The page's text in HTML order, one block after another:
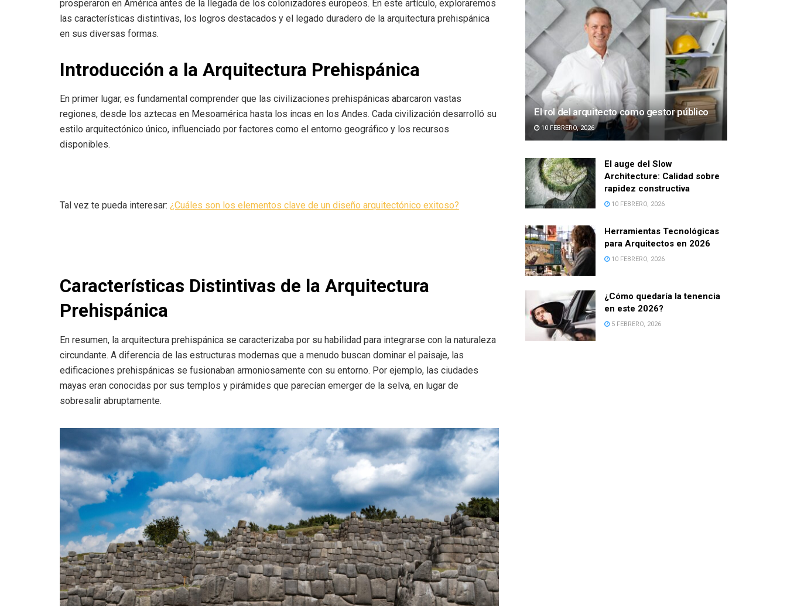
prosperaron en América antes de la llegada de los colonizadores europeos. En este artículo, exploraremos
las características distintivas, los logros destacados y el legado duradero de la arquitectura prehispánica
en sus diversas formas.
Introducción a la Arquitectura Prehispánica
En primer lugar, es fundamental comprender que las civilizaciones prehispánicas abarcaron vastas
regiones, desde los aztecas en Mesoamérica hasta los incas en los Andes. Cada civilización desarrolló su
estilo arquitectónico único, influenciado por factores como el entorno geográfico y los recursos
disponibles.
Tal vez te pueda interesar: ¿Cuáles son los elementos clave de un diseño arquitectónico exitoso?
Características Distintivas de la Arquitectura
Prehispánica
En resumen, la arquitectura prehispánica se caracterizaba por su habilidad para integrarse con la naturaleza
circundante. A diferencia de las estructuras modernas que a menudo buscan dominar el paisaje, las
edificaciones prehispánicas se fusionaban armoniosamente con su entorno. Por ejemplo, las ciudades
mayas eran conocidas por sus templos y pirámides que parecían emerger de la selva, en lugar de
sobresalir abruptamente.
El rol del arquitecto como gestor público
10 FEBRERO, 2026
El auge del Slow
Architecture: Calidad sobre
rapidez constructiva
10 FEBRERO, 2026
Herramientas Tecnológicas
para Arquitectos en 2026
10 FEBRERO, 2026
¿Cómo quedaría la tenencia
en este 2026?
5 FEBRERO, 2026